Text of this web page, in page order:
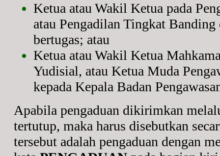
Ketua atau Wakil Ketua pada
atau Pengadilan Tingkat Banding
bertugas; atau
Ketua atau Wakil Ketua
Yudisial, atau Ketua Muda
kepada Kepala Badan
Apabila pengaduan dikirimkan
tertutup, maka harus disebutkan
tersebut adalah pengaduan dengan